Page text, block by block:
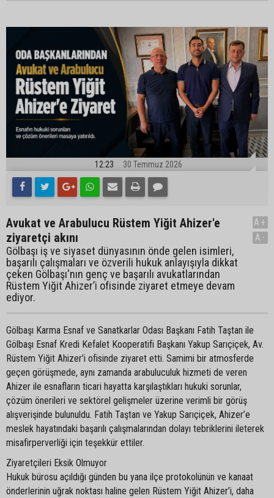
12:23 30 Temmuz 2026
Avukat ve Arabulucu Rüstem Yiğit Ahizer'e
ziyaretçi akını
Gölbaşı iş ve siyaset dünyasının önde gelen isimleri,
başarılı çalışmaları ve özverili hukuk anlayışıyla dikkat
çeken Gölbaşı'nın genç ve başarılı avukatlarından
Rüstem Yiğit Ahizer’i ofisinde ziyaret etmeye devam
ediyor.
A+
A-
Gölbaşı Karma Esnaf ve Sanatkarlar Odası Başkanı Fatih Taştan ile
Gölbaşı Esnaf Kredi Kefalet Kooperatifi Başkanı Yakup Sarıçiçek, Av.
Rüstem Yiğit Ahizer’i ofisinde ziyaret etti. Samimi bir atmosferde
geçen görüşmede, aynı zamanda arabuluculuk hizmeti de veren
Ahizer ile esnafların ticari hayatta karşılaştıkları hukuki sorunlar,
çözüm önerileri ve sektörel gelişmeler üzerine verimli bir görüş
alışverişinde bulunuldu. Fatih Taştan ve Yakup Sarıçiçek, Ahizer’e
meslek hayatındaki başarılı çalışmalarından dolayı tebriklerini ileterek
misafirperverliği için teşekkür ettiler.
Ziyaretçileri Eksik Olmuyor
Hukuk bürosu açıldığı günden bu yana ilçe protokolünün ve kanaat
önderlerinin uğrak noktası haline gelen Rüstem Yiğit Ahizer’i, daha